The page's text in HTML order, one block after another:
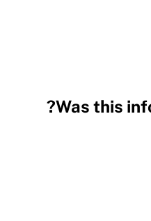
Was this